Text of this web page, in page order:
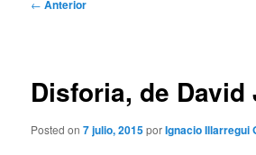
← Anterior
Disforia, de David
Posted on7 julio, 2015porIgnacio Illarregui